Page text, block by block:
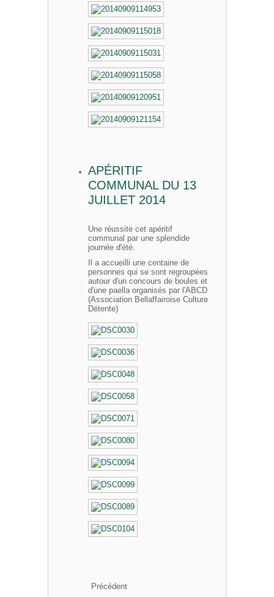
APÉRITIF
COMMUNAL DU 13
JUILLET 2014
Une réussite cet apéritif
communal par une splendide
journée d'été.
Il a accueilli une centaine de
personnes qui se sont regroupées
autour d'un concours de boules et
d'une paella organisés par l'ABCD
(Association Bellaffairoise Culture
Détente)
Précédent